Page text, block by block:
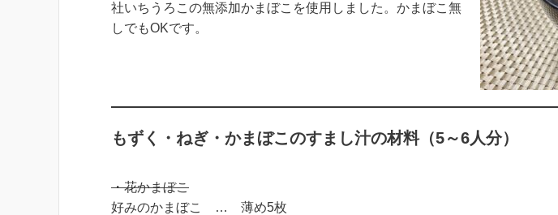
社いちうろこの無添加かまぼこを使用しました。かまぼこ無
しでもOKです。
もずく・ねぎ・かまぼこのすまし汁の材料（5～6人分）
・花かまぼこ
好みのかまぼこ … 薄め5枚